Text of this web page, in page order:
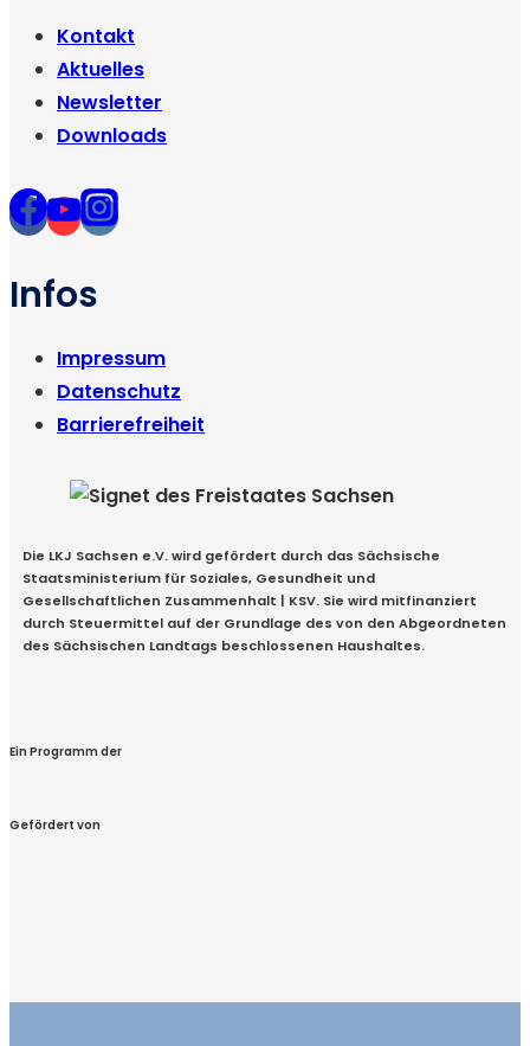
Kontakt
Aktuelles
Newsletter
Downloads
Infos
Impressum
Datenschutz
Barrierefreiheit
Die LKJ Sachsen e.V. wird gefördert durch das Sächsische
Staatsministerium für Soziales, Gesundheit und
Gesellschaftlichen Zusammenhalt | KSV. Sie wird mitfinanziert
durch Steuermittel auf der Grundlage des von den Abgeordneten
des Sächsischen Landtags beschlossenen Haushaltes.
Ein Programm der
Gefördert von